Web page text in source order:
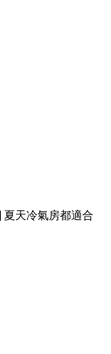
天冷氣房都適合